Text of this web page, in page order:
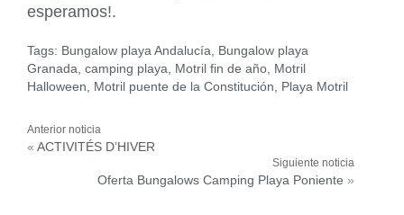
esperamos!.
Tags: Bungalow playa Andalucía
Bungalow playa
Granada camping playa Motril fin de año Motril
Halloween
Motril puente de la Constitución Playa Motril
« ACTIVITÉS D’HIVER
Oferta Bungalows Camping Playa Poniente »